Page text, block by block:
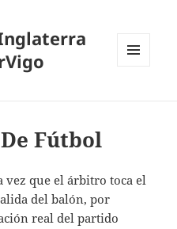
Fútbol
vez que el árbitro toca el
del balón, por
real del partido